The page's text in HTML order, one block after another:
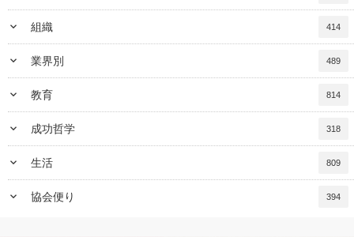
keyboard_arrow_down 組織 414
keyboard_arrow_down 業界別 489
keyboard_arrow_down 教育 814
keyboard_arrow_down 成功哲学 318
keyboard_arrow_down 生活 809
keyboard_arrow_down 協会便り 394